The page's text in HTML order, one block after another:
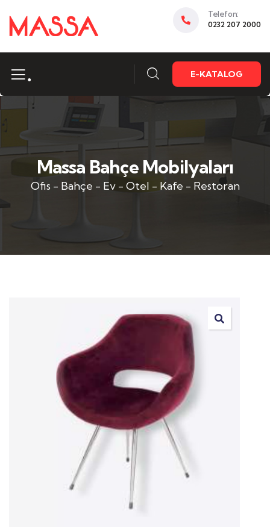
Telefon:
0232 207 2000
. E-KATALOG
Massa Bahçe Mobilyaları
Ofis - Bahçe - Ev - Otel - Kafe - Restoran